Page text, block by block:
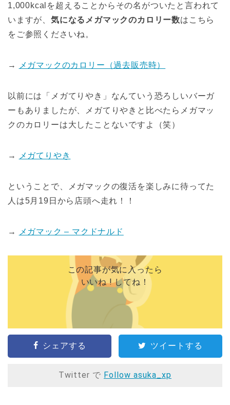
1,000kcalを超えることからその名がついたと言われて
いますが、 気になるメガマックのカロリー数はこちら
をご参照くださいね。
→ メガマックのカロリー（過去販売時）
以前には「メガてりやき」なんていう恐ろしいバーガ
ーもありましたが、メガてりやきと比べたらメガマッ
クのカロリーは大したことないですよ（笑）
→ メガてりやき
ということで、メガマックの復活を楽しみに待ってた
人は5月19日から店頭へ走れ！！
→ メガマック – マクドナルド
この記事が気に入ったら
いいね ! してね！
シェアする ツイートする
Twitter で Follow asuka_xp